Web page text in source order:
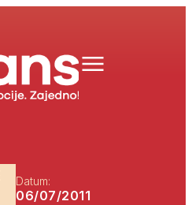
Datum:
06/07/2011